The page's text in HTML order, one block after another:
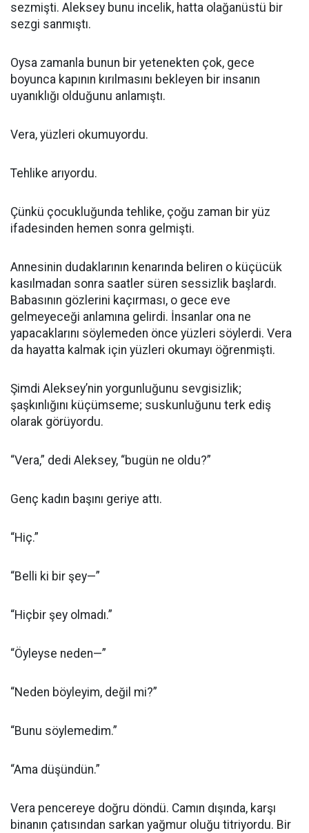
sezmişti. Aleksey bunu incelik, hatta olağanüstü bir
sezgi sanmıştı.
Oysa zamanla bunun bir yetenekten çok, gece
boyunca kapının kırılmasını bekleyen bir insanın
uyanıklığı olduğunu anlamıştı.
Vera, yüzleri okumuyordu.
Tehlike arıyordu.
Çünkü çocukluğunda tehlike, çoğu zaman bir yüz
ifadesinden hemen sonra gelmişti.
Annesinin dudaklarının kenarında beliren o küçücük
kasılmadan sonra saatler süren sessizlik başlardı.
Babasının gözlerini kaçırması, o gece eve
gelmeyeceği anlamına gelirdi. İnsanlar ona ne
yapacaklarını söylemeden önce yüzleri söylerdi. Vera
da hayatta kalmak için yüzleri okumayı öğrenmişti.
Şimdi Aleksey’nin yorgunluğunu sevgisizlik;
şaşkınlığını küçümseme; suskunluğunu terk ediş
olarak görüyordu.
“Vera,” dedi Aleksey, “bugün ne oldu?”
Genç kadın başını geriye attı.
“Hiç.”
“Belli ki bir şey—”
“Hiçbir şey olmadı.”
“Öyleyse neden—”
“Neden böyleyim, değil mi?”
“Bunu söylemedim.”
“Ama düşündün.”
Vera pencereye doğru döndü. Camın dışında, karşı
binanın çatısından sarkan yağmur oluğu titriyordu. Bir